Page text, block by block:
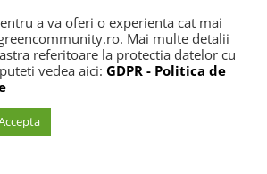
rezervate GreenCommunity
GreenCommunity
Publicitate
a va oferi o experienta cat mai
Mai multe detalii
referitoare la protectia datelor cu
vedea aici: GDPR - Politica de